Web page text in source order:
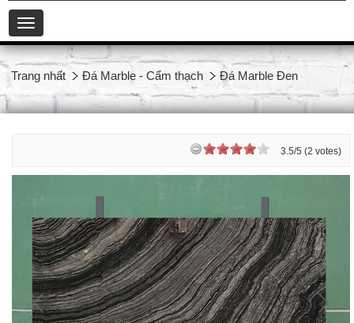
Toggle
navigation
Trang nhất Đá Marble - Cẩm thạch Đá Marble Đen
3.5/5 (2 votes)